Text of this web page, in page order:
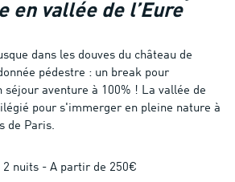
en vallée de l’Eure
dans les douves du château de
pédestre : un break pour
séjour aventure à 100% ! La vallée de
pour s'immerger en pleine nature à
de Paris.
nuits - A partir de 250€